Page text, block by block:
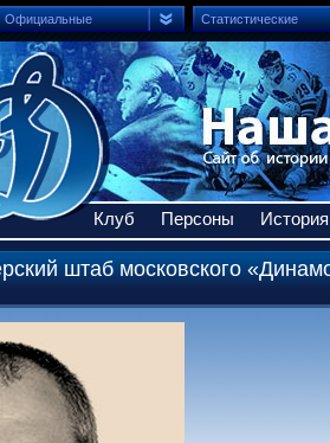
Официальные Статистические
Клуб Персоны История
штаб московского